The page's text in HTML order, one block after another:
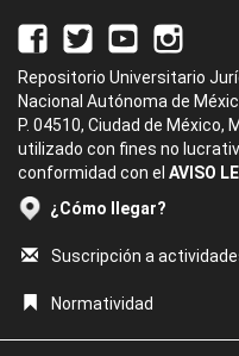
Repositorio Universitario
Nacional Autónoma de
P. 04510, Ciudad de
utilizado con fines no
conformidad con el AVISO
¿Cómo llegar?
Suscripción a
Normatividad